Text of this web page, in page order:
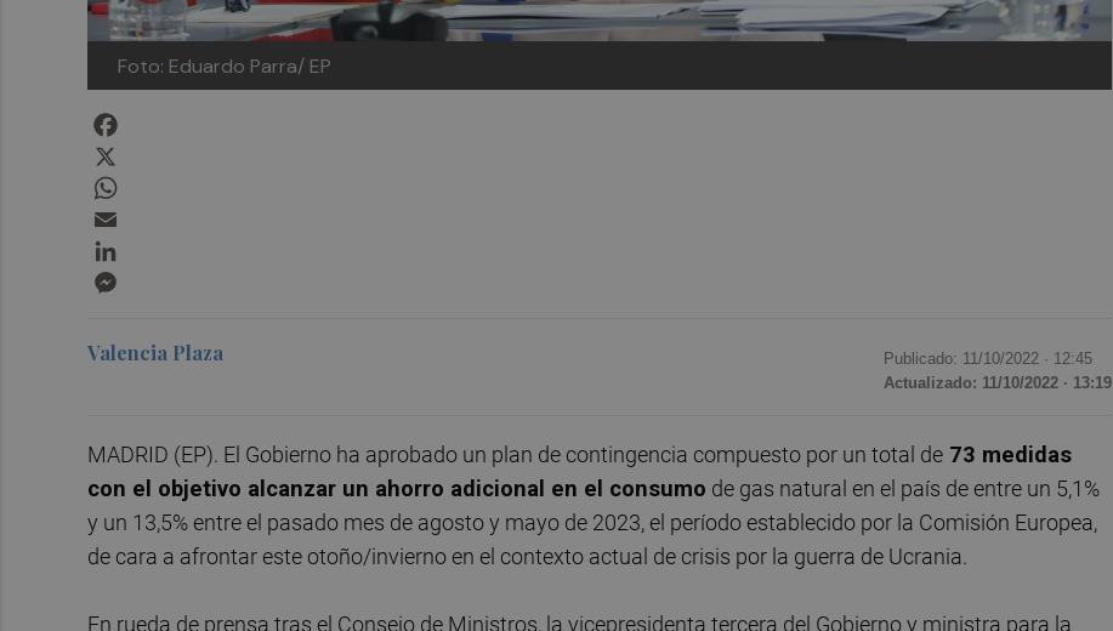
Foto: Eduardo Parra/ EP
Valencia Plaza Publicado: 11/10/2022 · 12:45
Actualizado: 11/10/2022 · 13:19
MADRID (EP). El Gobierno ha aprobado un plan de contingencia compuesto por un total de 73 medidas
con el objetivo alcanzar un ahorro adicional en el consumo de gas natural en el país de entre un 5,1%
y un 13,5% entre el pasado mes de agosto y mayo de 2023, el período establecido por la Comisión Europea,
de cara a afrontar este otoño/invierno en el contexto actual de crisis por la guerra de Ucrania.
En rueda de prensa tras el Consejo de Ministros, la vicepresidenta tercera del Gobierno y ministra para la